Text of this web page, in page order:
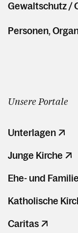
Gewaltschutz /
Personen,
Unsere Portale
Unterlagen
Junge Kirche
Ehe- und
Katholische
Caritas